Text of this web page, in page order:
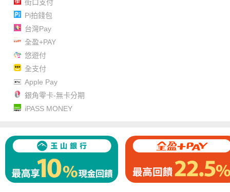
街口支付
Pi拍錢包
台灣Pay
全盈+PAY
悠遊付
全支付
Apple Pay
銀角零卡-無卡分期
iPASS MONEY